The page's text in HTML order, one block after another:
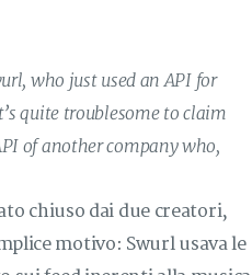
who just used an API for
quite troublesome to claim
of another company who,
chiuso dai due creatori,
motivo: Swurl usava le